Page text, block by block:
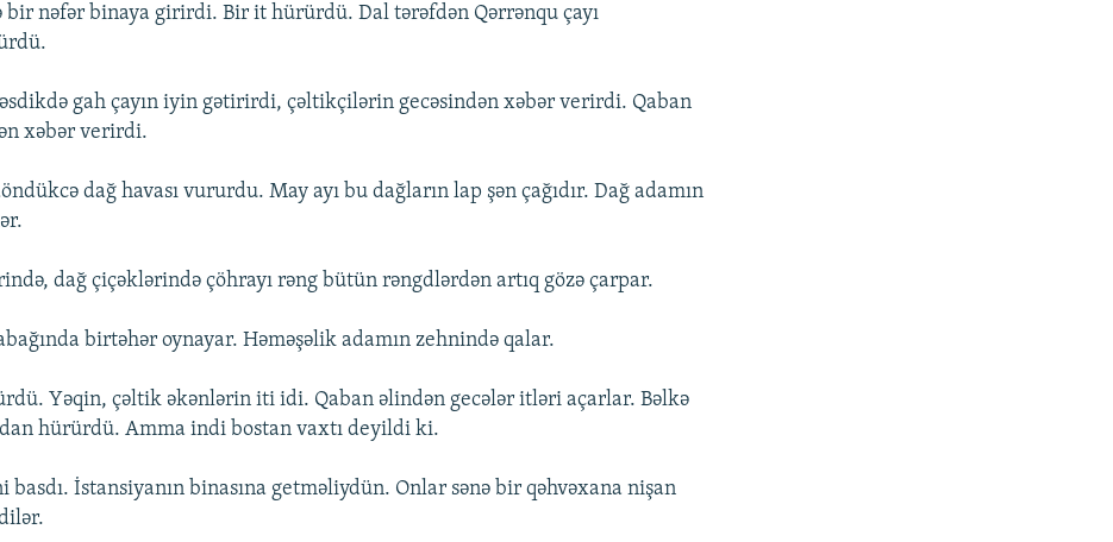
bir nəfər binaya girirdi. Bir it hürürdü. Dal tərəfdən Qərrənqu çayı
gah çayın iyin gətirirdi, çəltikçilərin gecəsindən xəbər verirdi. Qaban
xəbər verirdi.
dağ havası vururdu. May ayı bu dağların lap şən çağıdır. Dağ adamın
dağ çiçəklərində çöhrayı rəng bütün rəngdlərdən artıq gözə çarpar.
birtəhər oynayar. Həməşəlik adamın zehnində qalar.
Yəqin, çəltik əkənlərin iti idi. Qaban əlindən gecələr itləri açarlar. Bəlkə
hürürdü. Amma indi bostan vaxtı deyildi ki.
basdı. İstansiyanın binasına getməliydün. Onlar sənə bir qəhvəxana nişan